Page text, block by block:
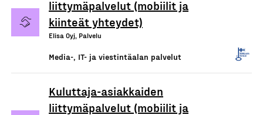
liittymäpalvelut (mobiilit ja
kiinteät yhteydet)
Elisa Oyj, Palvelu
Media-, IT- ja viestintäalan palvelut
Kuluttaja-asiakkaiden
liittymäpalvelut (mobiilit ja